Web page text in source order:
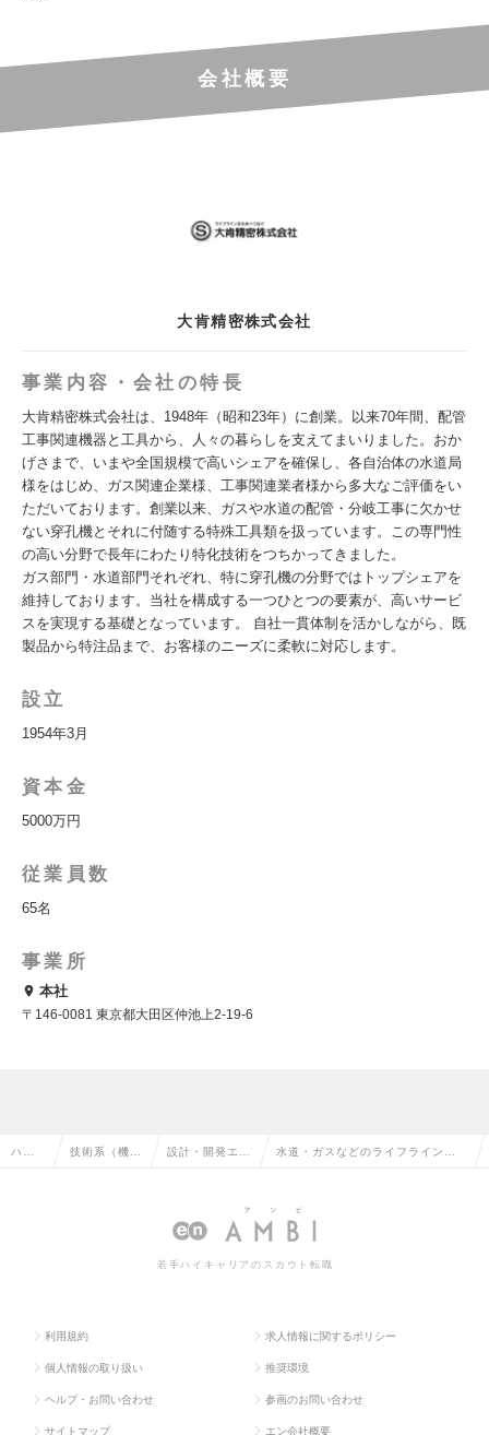
会社概要
大肯精密株式会社
事業内容・会社の特長
大肯精密株式会社は、1948年（昭和23年）に創業。以来70年間、配管
工事関連機器と工具から、人々の暮らしを支えてまいりました。おか
げさまで、いまや全国規模で高いシェアを確保し、各自治体の水道局
様をはじめ、ガス関連企業様、工事関連業者様から多大なご評価をい
ただいております。創業以来、ガスや水道の配管・分岐工事に欠かせ
ない穿孔機とそれに付随する特殊工具類を扱っています。この専門性
の高い分野で長年にわたり特化技術をつちかってきました。
ガス部門・水道部門それぞれ、特に穿孔機の分野ではトップシェアを
維持しております。当社を構成する一つひとつの要素が、高いサービ
スを実現する基礎となっています。 自社一貫体制を活かしながら、既
製品から特注品まで、お客様のニーズに柔軟に対応します。
設立
1954年3月
資本金
5000万円
従業員数
65名
事業所
本社
〒146-0081 東京都大田区仲池上2-19-6
ハイ 技術系（機 設計・開発エン
メカトロ）の転
水道・ガスなどのライフライン構
業務を担う人材を募集します。の
若手ハイキャリアのスカウト転職
利用規約 求人情報に関するポリシー
個人情報の取り扱い 推奨環境
ヘルプ・お問い合わせ 参画のお問い合わせ
サイトマップ エン会社概要